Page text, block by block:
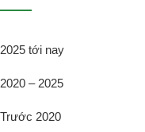
2025 tới nay
2020 – 2025
Trước 2020